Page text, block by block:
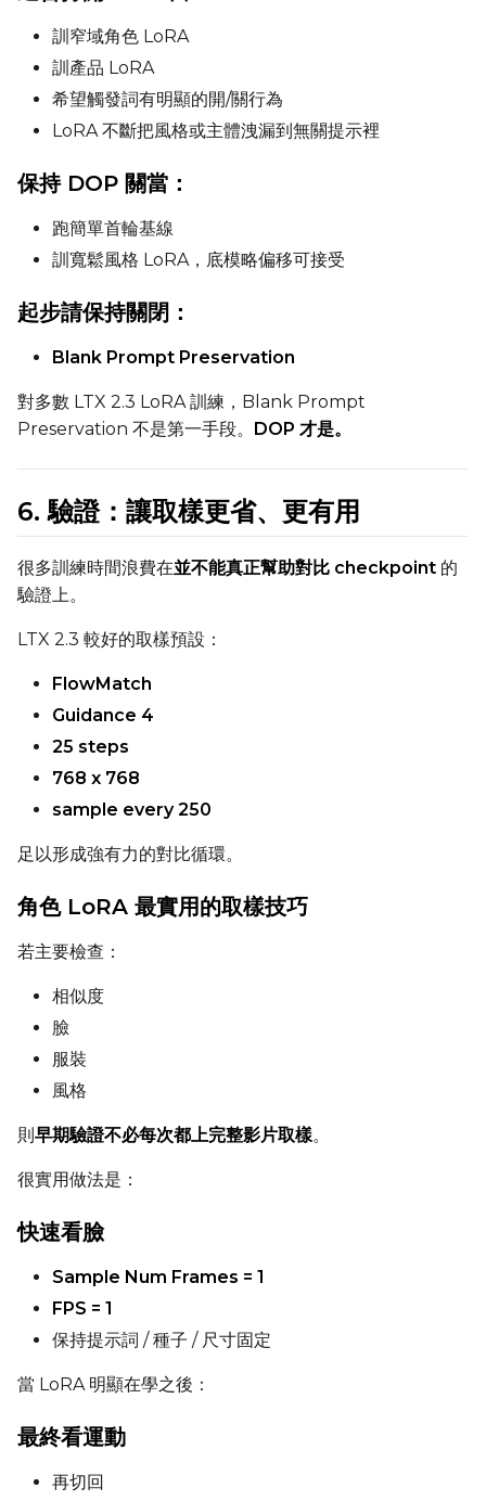
LoRA Scale
訓窄域角色 LoRA
訓產品 LoRA
希望觸發詞有明顯的開/關行為
LoRA 不斷把風格或主體洩漏到無關提示裡
保持 DOP 關當：
跑簡單首輪基線
訓寬鬆風格 LoRA，底模略偏移可接受
起步請保持關閉：
Blank Prompt Preservation
對多數 LTX 2.3 LoRA 訓練，Blank Prompt
Preservation 不是第一手段。 DOP 才是。
6. 驗證：讓取樣更省、更有用
很多訓練時間浪費在並不能真正幫助對比 checkpoint 的
驗證上。
LTX 2.3 較好的取樣預設：
FlowMatch
Guidance 4
25 steps
768 x 768
sample every 250
足以形成強有力的對比循環。
角色 LoRA 最實用的取樣技巧
若主要檢查：
相似度
臉
服裝
風格
則早期驗證不必每次都上完整影片取樣。
很實用做法是：
快速看臉
Sample Num Frames = 1
FPS = 1
保持提示詞 / 種子 / 尺寸固定
當 LoRA 明顯在學之後：
最終看運動
再切回